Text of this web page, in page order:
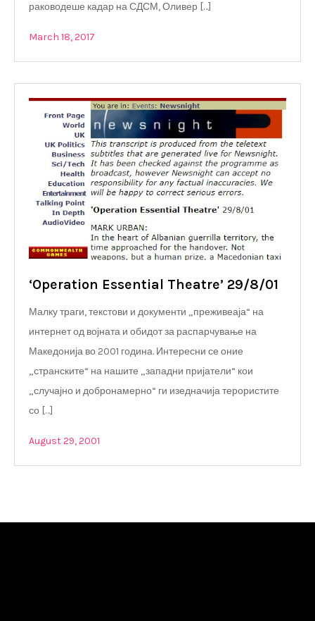
раководеше кадар на СДСМ, Оливер […]
March 18, 2017
‘Operation Essential Theatre’ 29/8/01
Малку траги, текстови и документи „преживеаја“ на
интернет од војната и обидот за распарчување на
Македонија во 2001 година. Интересни се оние
„странските“ на нашите „западни пријатели“ кои
„случајно и добронамерно“ ги изедначија терористите
со […]
August 29, 2001